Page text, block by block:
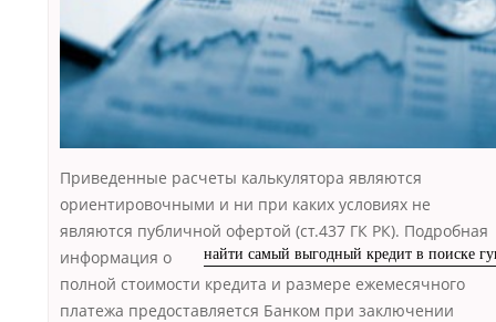
Приведенные расчеты калькулятора являются
ориентировочными и ни при каких условиях не
являются публичной офертой (ст.437 ГК РК). Подробная
найти самый выгодный кредит в поиске
информация о
полной стоимости кредита и размере ежемесячного
платежа предоставляется Банком при заключении